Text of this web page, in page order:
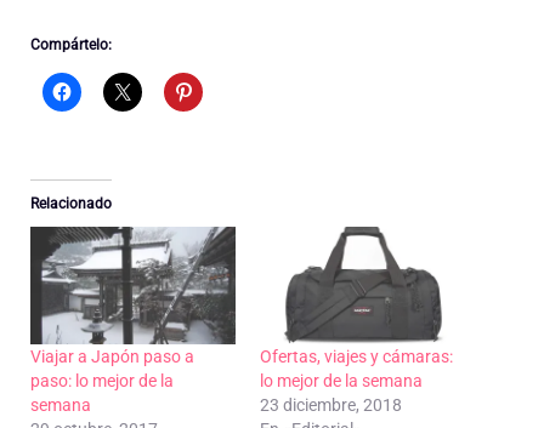
Compártelo:
Relacionado
Viajar a Japón paso a
paso: lo mejor de la
semana
Ofertas, viajes y cámaras:
lo mejor de la semana
23 diciembre, 2018